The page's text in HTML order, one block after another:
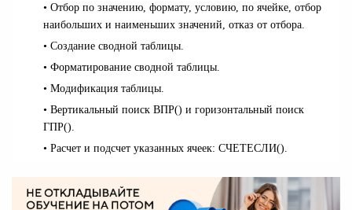
• Отбор по значению, формату, условию, по ячейке, отбор
наибольших и наименьших значений, отказ от отбора.
• Создание сводной таблицы.
• Форматирование сводной таблицы.
• Модификация таблицы.
• Вертикальный поиск ВПР() и горизонтальный поиск
ГПР().
• Расчет и подсчет указанных ячеек: СЧЕТЕСЛИ().